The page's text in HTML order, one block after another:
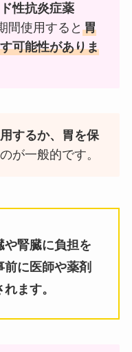
性抗炎症薬
間使用すると胃
可能性がありま
するか、胃を保
のが一般的です。
や腎臓に負担を
に医師や薬剤
ます。